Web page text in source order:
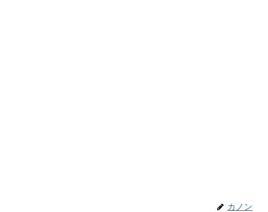
カノン